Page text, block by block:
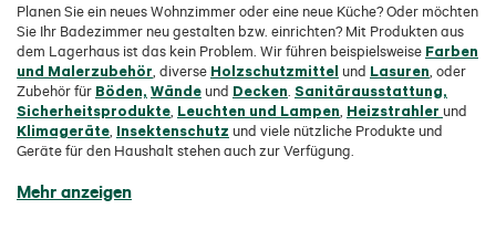
Planen Sie ein neues Wohnzimmer oder eine neue Küche? Oder möchten
Sie Ihr Badezimmer neu gestalten bzw. einrichten? Mit Produkten aus
dem Lagerhaus ist das kein Problem. Wir führen beispielsweise Farben
und Malerzubehör , diverse Holzschutzmittel und Lasuren , oder
Zubehör für Böden, Wände und Decken Sanitärausstattung,
Sicherheitsprodukte Leuchten und Lampen Heizstrahler und
Klimageräte Insektenschutz und viele nützliche Produkte und
Geräte für den Haushalt stehen auch zur Verfügung.
Mehr anzeigen